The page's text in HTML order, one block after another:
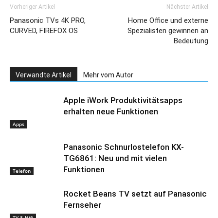
Vorheriger Artikel
Panasonic TVs 4K PRO,
CURVED, FIREFOX OS
Nächster Artikel
Home Office und externe
Spezialisten gewinnen an
Bedeutung
Verwandte Artikel Mehr vom Autor
Apps
Apple iWork Produktivitätsapps
erhalten neue Funktionen
Telefon
Panasonic Schnurlostelefon KX-
TG6861: Neu und mit vielen
Funktionen
Rocket Beans TV setzt auf Panasonic
Fernseher